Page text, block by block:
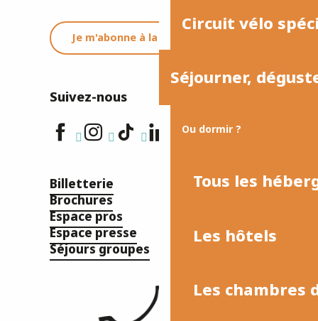
Circuit vélo
Séjourner,
Ou dormir ?
Tous les
Les hôtels
Les chambres
Je m'abonne à la newsletter
Suivez-nous
Billetterie
Brochures
Espace pros
Espace presse
Séjours groupes